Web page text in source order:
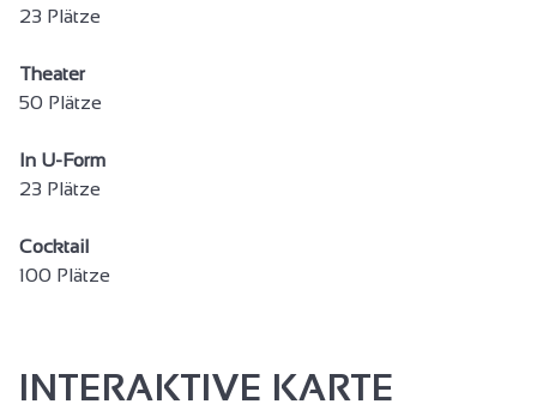
23 Plätze
Theater
50 Plätze
In U-Form
23 Plätze
Cocktail
100 Plätze
INTERAKTIVE KARTE